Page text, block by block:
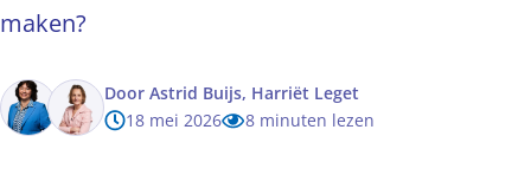
maken?
Door Astrid Buijs, Harriët Leget
18 mei 2026
8 minuten lezen